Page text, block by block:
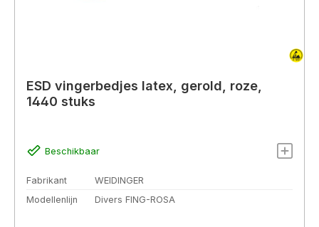
ESD vingerbedjes latex, gerold, roze,
1440 stuks
Beschikbaar
Fabrikant
WEIDINGER
Modellenlijn
Divers FING-ROSA